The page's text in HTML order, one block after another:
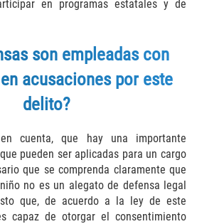
a Peace Officer
Serious Bodily Injury
Injury
en programas estatales y de
son empleadas con
acusaciones por este
delito?
cuenta, que hay una importante
pueden ser aplicadas para un cargo
que se comprenda claramente que
no es un alegato de defensa legal
que, de acuerdo a la ley de este
capaz de otorgar el consentimiento